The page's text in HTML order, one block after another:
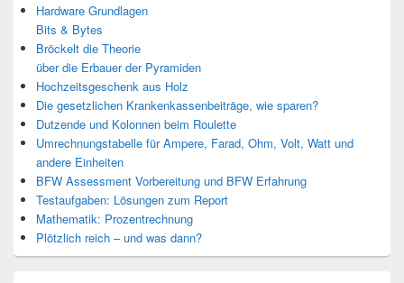
Hardware Grundlagen
Bits & Bytes
Bröckelt die Theorie
über die Erbauer der Pyramiden
Hochzeitsgeschenk aus Holz
Die gesetzlichen Krankenkassenbeiträge, wie sparen?
Dutzende und Kolonnen beim Roulette
Umrechnungstabelle für Ampere, Farad, Ohm, Volt, Watt und
andere Einheiten
BFW Assessment Vorbereitung und BFW Erfahrung
Testaufgaben: Lösungen zum Report
Mathematik: Prozentrechnung
Plötzlich reich – und was dann?